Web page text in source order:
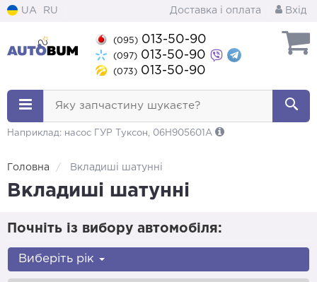
UA RU Доставка і оплата Вхід
(095) 013-50-90
(097) 013-50-90
(073) 013-50-90
Яку запчастину шукаєте?
Наприклад: насос ГУР Туксон, 06H905601A
Головна Вкладиші шатунні
Вкладиші шатунні
Почніть із вибору автомобіля:
Виберіть рік